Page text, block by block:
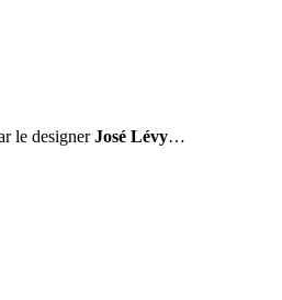
le designerJosé Lévy…